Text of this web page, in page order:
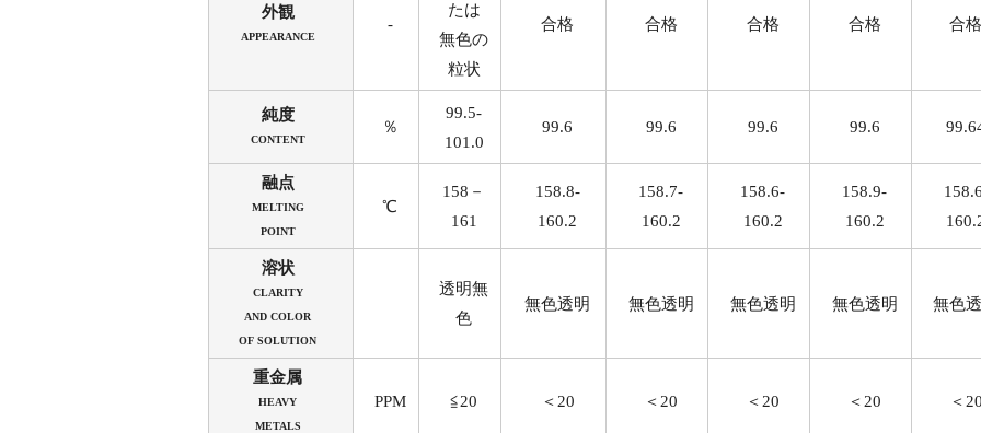
外観
APPEARANCE
-
たは
無色の
粒状
合格 合格 合格 合格 合格
純度
CONTENT
％
99.5-
101.0
99.6 99.6 99.6 99.6
融点
MELTING
POINT
℃
158－
161
158.8-
160.2
158.7-
160.2
158.6-
160.2
158.9-
160.2
溶状
CLARITY
AND COLOR
OF SOLUTION
透明無
色
無色透明 無色透明 無色透明 無色透明 無色
重金属
HEAVY
METALS
PPM ≦20 ＜20 ＜20 ＜20 ＜20 ＜